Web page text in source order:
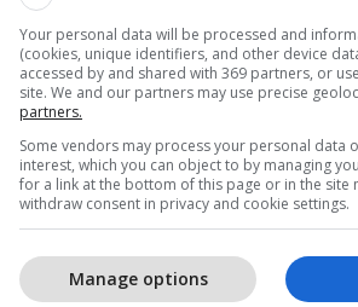
korrik 2024, ka tre fëmijë: vajzat
Belle (1 vjeçe) si dhe djalin
pas akuzave të Cardi B në rrjetet
se e kishte lënë me faturat
u martuan në vitin 2017, por ‘u
paraqiste kërkesën për divorc.
Your personal data will be processed and
(cookies, unique identifiers, and other device
accessed by and shared with 369 partners, or
site. We and our partners may use precise
partners.
Some vendors may process your personal data
interest, which you can object to by managing
for a link at the bottom of this page or in the site
withdraw consent in privacy and cookie settings.
Manage options